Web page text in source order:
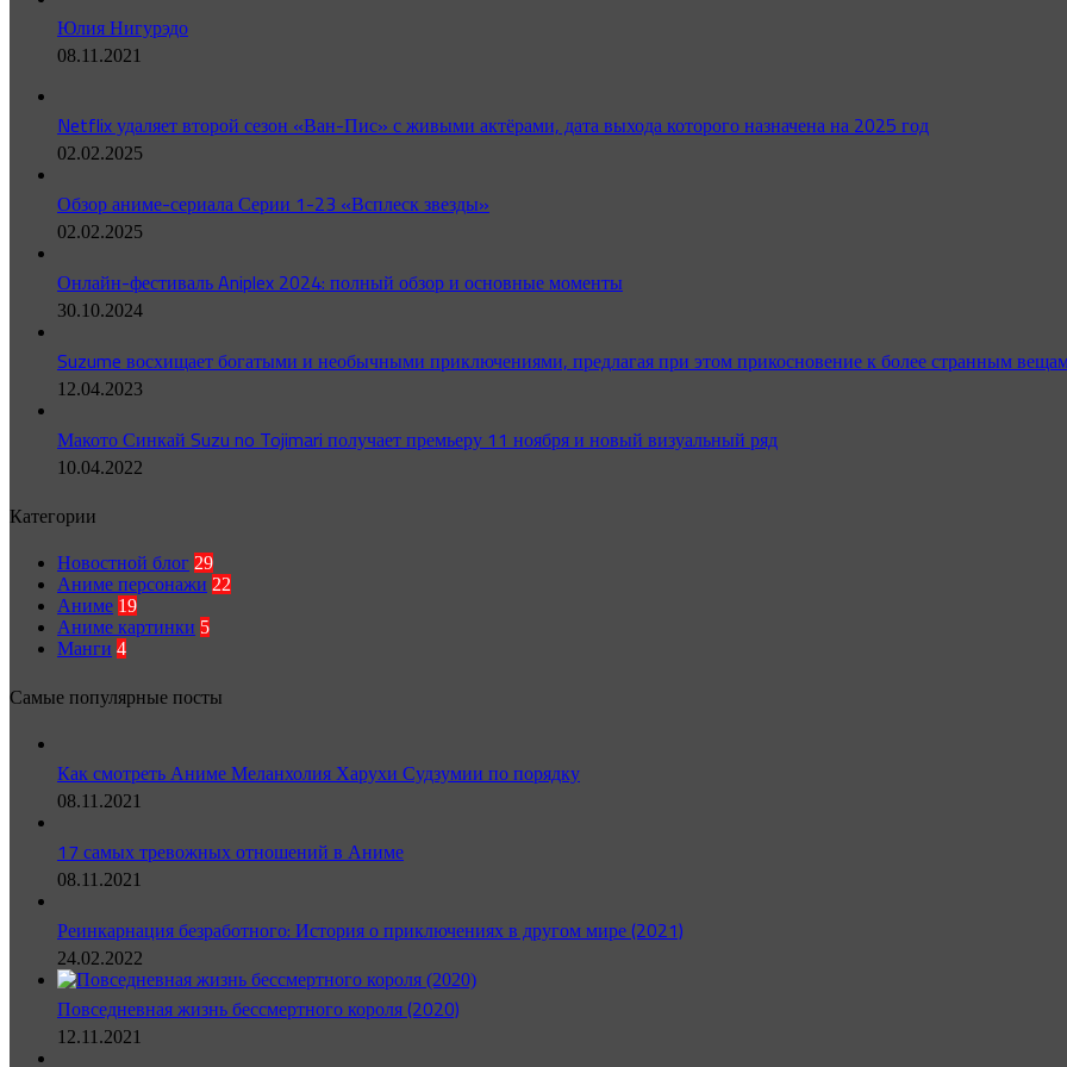
Юлия Нигурэдо
08.11.2021
Netflix удаляет второй сезон «Ван-Пис» с живыми актёрами, дата выхода которого назначена на 2025 год
02.02.2025
Обзор аниме-сериала Серии 1-23 «Всплеск звезды»
02.02.2025
Онлайн-фестиваль Aniplex 2024: полный обзор и основные моменты
30.10.2024
Suzume восхищает богатыми и необычными приключениями, предлагая при этом прикосновение к более странным
12.04.2023
Макото Синкай Suzu no Tojimari получает премьеру 11 ноября и новый визуальный ряд
10.04.2022
Категории
Новостной блог 29
Аниме персонажи 22
Аниме 19
Аниме картинки 5
Манги 4
Самые популярные посты
Как смотреть Аниме Меланхолия Харухи Судзумии по порядку
08.11.2021
17 самых тревожных отношений в Аниме
08.11.2021
Реинкарнация безработного: История о приключениях в другом мире (2021)
24.02.2022
Повседневная жизнь бессмертного короля (2020)
12.11.2021